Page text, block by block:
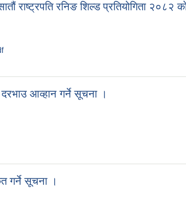
राष्ट्रपति रनिङ शिल्ड प्रतियोगिता २०८२
आव्हान गर्ने सूचना ।
गर्ने सूचना ।